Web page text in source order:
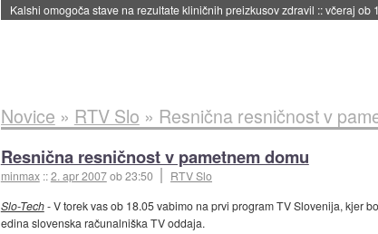
Kalshi omogoča stave na rezultate kliničnih preizkusov zdravil ::včeraj ob
Novice » RTV Slo » Resnična resničnost v
Resnična resničnost v pametnem domu
minmax ::2. apr 2007ob 23:50
RTV Slo
Slo-Tech- V torek vas ob 18.05 vabimo na prvi program TV Slovenija, kjer
edina slovenska računalniška TV oddaja.